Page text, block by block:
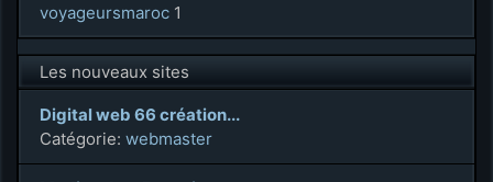
voyageursmaroc 1
Les nouveaux sites
Digital web 66 création...
Catégorie: webmaster